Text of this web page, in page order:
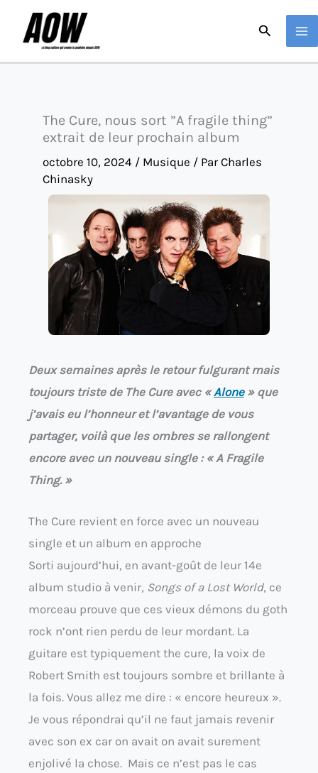
The Cure, nous sort ”A fragile thing”
extrait de leur prochain album
octobre 10, 2024 / Musique / ParCharles
Chinasky
Deux semaines après le retour fulgurant mais
toujours triste de The Cure avec «Alone» que
j’avais eu l’honneur et l’avantage de vous
partager, voilà que les ombres se rallongent
encore avec un nouveau single : « A Fragile
Thing. »
The Cure revient en force avec un nouveau
single et un album en approche
Sorti aujourd’hui, en avant-goût de leur 14e
album studio à venir, Songs of a Lost World, ce
morceau prouve que ces vieux démons du goth
rock n’ont rien perdu de leur mordant. La
guitare est typiquement the cure, la voix de
Robert Smith est toujours sombre et brillante à
la fois. Vous allez me dire : « encore heureux ».
Je vous répondrai qu’il ne faut jamais revenir
avec son ex car on avait on avait surement
enjolivé la chose. Mais ce n’est pas le cas